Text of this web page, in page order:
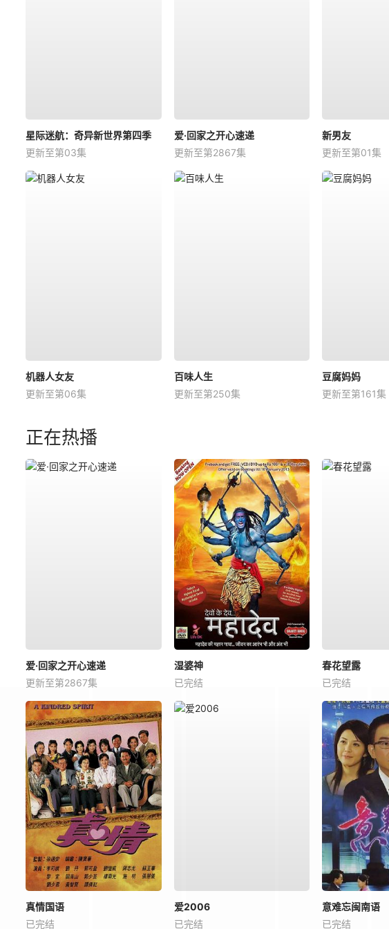
星际迷航：奇异新世界第四季
更新至第03集
爱·回家之开心速递
更新至第2867集
新男友
更新至第01集
机器人女友
更新至第06集
百味人生
更新至第250集
豆腐妈妈
更新至第161集
正在热播
爱·回家之开心速递
更新至第2867集
湿婆神
已完结
春花望露
已完结
真情国语
已完结
爱2006
已完结
意难忘闽南语
已完结